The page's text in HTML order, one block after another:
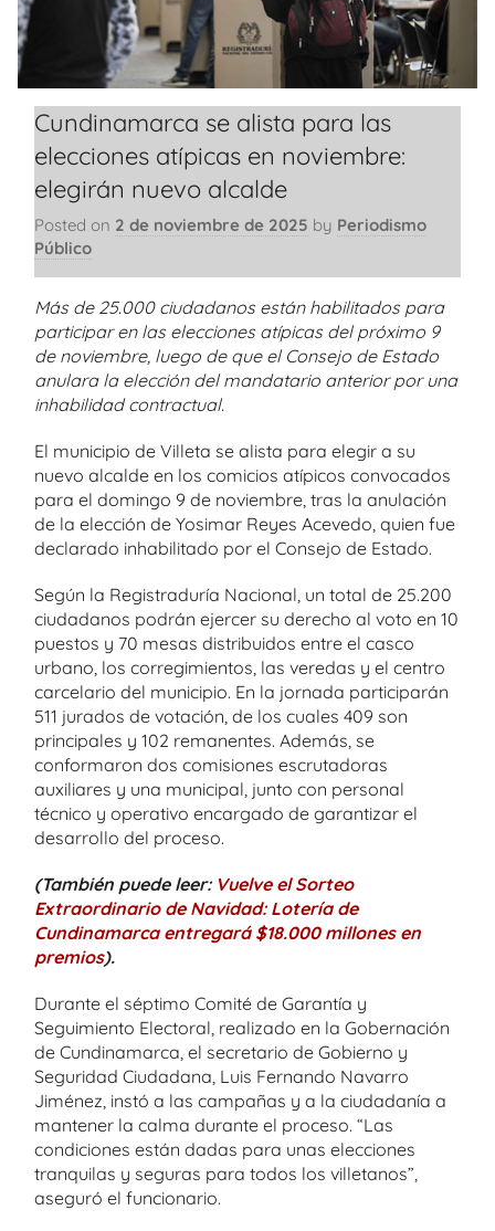
Cundinamarca se alista para las
elecciones atípicas en noviembre:
elegirán nuevo alcalde
Posted on 2 de noviembre de 2025 by Periodismo
Público
Más de 25.000 ciudadanos están habilitados para
participar en las elecciones atípicas del próximo 9
de noviembre, luego de que el Consejo de Estado
anulara la elección del mandatario anterior por una
inhabilidad contractual.
El municipio de Villeta se alista para elegir a su
nuevo alcalde en los comicios atípicos convocados
para el domingo 9 de noviembre, tras la anulación
de la elección de Yosimar Reyes Acevedo, quien fue
declarado inhabilitado por el Consejo de Estado.
Según la Registraduría Nacional, un total de 25.200
ciudadanos podrán ejercer su derecho al voto en 10
puestos y 70 mesas distribuidos entre el casco
urbano, los corregimientos, las veredas y el centro
carcelario del municipio. En la jornada participarán
511 jurados de votación, de los cuales 409 son
principales y 102 remanentes. Además, se
conformaron dos comisiones escrutadoras
auxiliares y una municipal, junto con personal
técnico y operativo encargado de garantizar el
desarrollo del proceso.
(También puede leer: Vuelve el Sorteo
Extraordinario de Navidad: Lotería de
Cundinamarca entregará $18.000 millones en
premios).
Durante el séptimo Comité de Garantía y
Seguimiento Electoral, realizado en la Gobernación
de Cundinamarca, el secretario de Gobierno y
Seguridad Ciudadana, Luis Fernando Navarro
Jiménez, instó a las campañas y a la ciudadanía a
mantener la calma durante el proceso. “Las
condiciones están dadas para unas elecciones
tranquilas y seguras para todos los villetanos”,
aseguró el funcionario.